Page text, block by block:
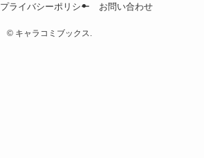
プライバシーポリシー お問い合わせ
©キャラコミブックス.